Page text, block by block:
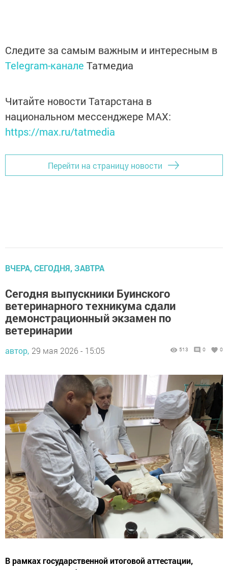
Следите за самым важным и интересным в
Telegram-канале Татмедиа
Читайте новости Татарстана в
национальном мессенджере MАХ:
https://max.ru/tatmedia
Перейти на страницу новости
ВЧЕРА, СЕГОДНЯ, ЗАВТРА
Сегодня выпускники Буинского
ветеринарного техникума сдали
демонстрационный экзамен по
ветеринарии
автор, 29 мая 2026 - 15:05 513 0 0
В рамках государственной итоговой аттестации,